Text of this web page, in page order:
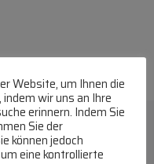
Website, um Ihnen die
wir uns an Ihre
erinnern. Indem Sie
Sie der
können jedoch
eine kontrollierte